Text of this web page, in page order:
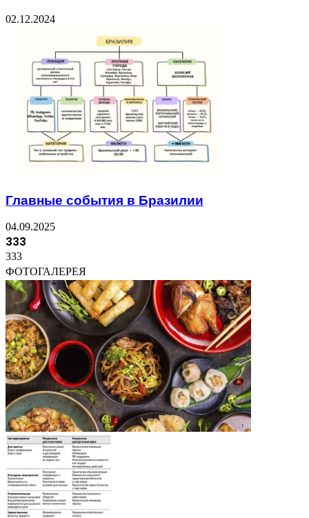
02.12.2024
Главные события в Бразилии
04.09.2025
333
333
ФОТОГАЛЕРЕЯ